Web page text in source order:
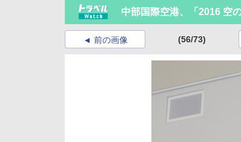
中部国際空港、「2016 空
前の画像 (56/73)